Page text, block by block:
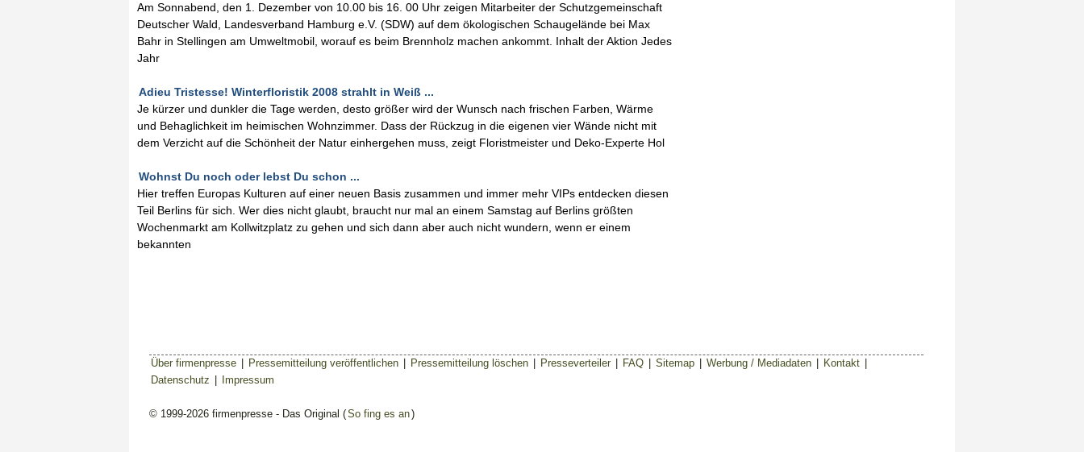
Am Sonnabend, den 1. Dezember von 10.00 bis 16. 00 Uhr zeigen Mitarbeiter der Schutzgemeinschaft
Deutscher Wald, Landesverband Hamburg e.V. (SDW) auf dem ökologischen Schaugelände bei Max
Bahr in Stellingen am Umweltmobil, worauf es beim Brennholz machen ankommt. Inhalt der Aktion Jedes
Jahr
Adieu Tristesse! Winterfloristik 2008 strahlt in Weiß ...
Je kürzer und dunkler die Tage werden, desto größer wird der Wunsch nach frischen Farben, Wärme
und Behaglichkeit im heimischen Wohnzimmer. Dass der Rückzug in die eigenen vier Wände nicht mit
dem Verzicht auf die Schönheit der Natur einhergehen muss, zeigt Floristmeister und Deko-Experte Hol
Wohnst Du noch oder lebst Du schon ...
Hier treffen Europas Kulturen auf einer neuen Basis zusammen und immer mehr VIPs entdecken diesen
Teil Berlins für sich. Wer dies nicht glaubt, braucht nur mal an einem Samstag auf Berlins größten
Wochenmarkt am Kollwitzplatz zu gehen und sich dann aber auch nicht wundern, wenn er einem
bekannten
Über firmenpresse Pressemitteilung veröffentlichen Pressemitteilung löschen Presseverteiler FAQ Sitemap Werbung / Mediadaten Kontakt
Datenschutz
Impressum
© 1999-2026 firmenpresse - Das Original (So fing es an)